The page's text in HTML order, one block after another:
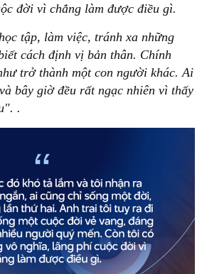
đời vì chẳng làm được điều gì.
tập, làm việc, tránh xa những
cách định vị bản thân. Chính
trở thành một con người khác. Ai
bây giờ đều rất ngạc nhiên vì thấy
.